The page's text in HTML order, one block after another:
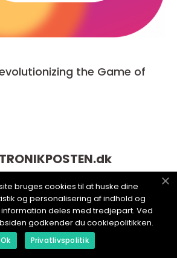
the Game of
dk
bruges cookies til at huske dine
og personalisering af indhold og
deles med tredjepart. Ved
godkender du cookiepolitikken.
Ok Privatlivspolitik